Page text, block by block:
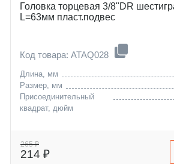
Головка торцевая 3/8"DR
L=63мм пласт.подвес
Код товара: ATAQ028
Длина, мм
Размер, мм
Присоединительный
квадрат, дюйм
265 ₽
214 ₽